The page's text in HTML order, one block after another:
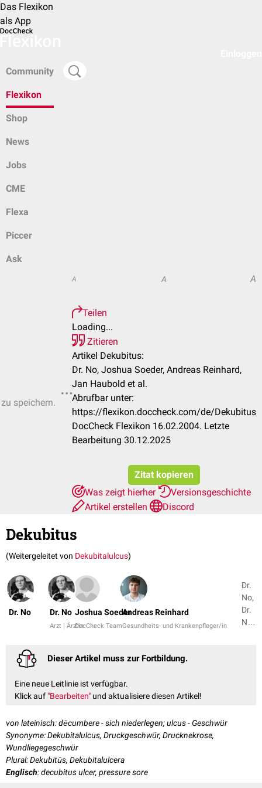
Das Flexikon
als App
Community
Flexikon
Shop
News
Jobs
CME
Flexa
Piccer
Ask
speichern.
A A A
Teilen
Loading...
Zitieren
Artikel Dekubitus:
Dr. No, Joshua Soeder, Andreas Reinhard,
Jan Haubold et al.
Abrufbar unter:
https://flexikon.doccheck.com/de/Dekubitus
DocCheck Flexikon 16.02.2004. Letzte
Bearbeitung 30.12.2025
Zitat kopieren
Was zeigt hierher
Versionsgeschichte
Artikel erstellen
Discord
Dekubitus
(Weitergeleitet von Dekubitalulcus)
Dr. No Dr. No
Arzt | Ärztin
Joshua Soeder
DocCheck Team
Andreas Reinhard
Gesundheits- und Krankenpfleger/in
Dr.
No,
Dr.
No
Dieser Artikel muss zur Fortbildung.
Eine neue Leitlinie ist verfügbar.
Klick auf "Bearbeiten" und aktualisiere diesen Artikel!
von lateinisch: dēcumbere - sich niederlegen; ulcus - Geschwür
Synonyme: Dekubitalulcus, Druckgeschwür, Drucknekrose,
Wundliegegeschwür
Plural: Dekubitūs, Dekubitalulcera
Englisch: decubitus ulcer, pressure sore